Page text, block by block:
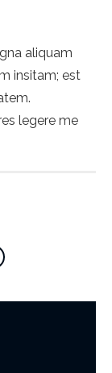
aliquam
insitam; est
legere me